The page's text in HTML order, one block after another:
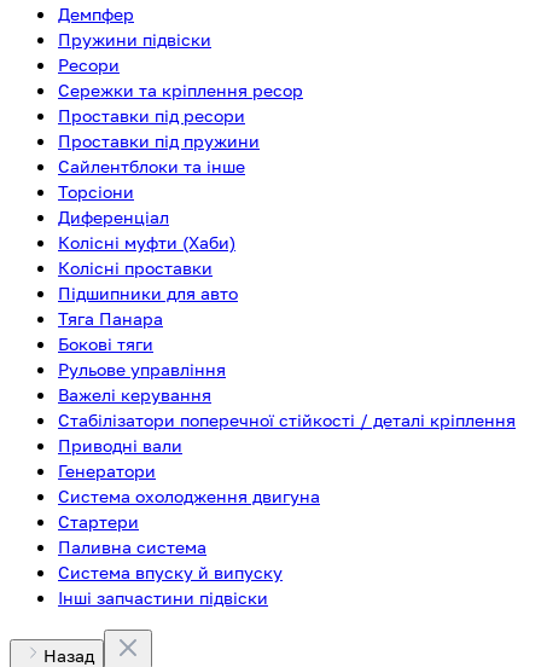
Демпфер
Пружини підвіски
Ресори
Сережки та кріплення ресор
Проставки під ресори
Проставки під пружини
Сайлентблоки та інше
Торсіони
Диференціал
Колісні муфти (Хаби)
Колісні проставки
Підшипники для авто
Тяга Панара
Бокові тяги
Рульове управління
Важелі керування
Стабілізатори поперечної стійкості / деталі кріплення
Приводні вали
Генератори
Система охолодження двигуна
Стартери
Паливна система
Система впуску й випуску
Інші запчастини підвіски
Назад